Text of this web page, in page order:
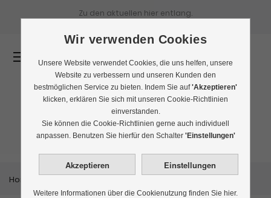
Zu den aktuellen hier entlang.
Tee-Geschenke
Home
Wir verwenden Cookies
Unsere Website verwendet Cookies, die uns helfen, unsere
Website zu verbessern und unseren Kunden den
bestmöglichen Service zu bieten. Indem Sie auf'Akzeptieren'
klicken, erklären Sie sich mit unseren Cookie-Richtlinien
einverstanden.
Sie können die Cookie-Richtlinien gerne auch individuell
anpassen. Benutzen Sie hierfür den Schalter 'Einstellungen'
Weitere Informationen über die Cookienutzung finden Sie hier.